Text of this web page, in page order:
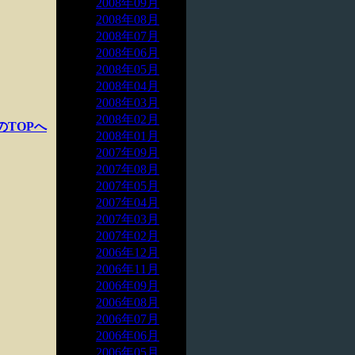
TOPへ
2008年09月
2008年08月
2008年07月
2008年06月
2008年05月
2008年04月
2008年03月
2008年02月
2008年01月
2007年09月
2007年08月
2007年05月
2007年04月
2007年03月
2007年02月
2006年12月
2006年11月
2006年09月
2006年08月
2006年07月
2006年06月
2006年05月